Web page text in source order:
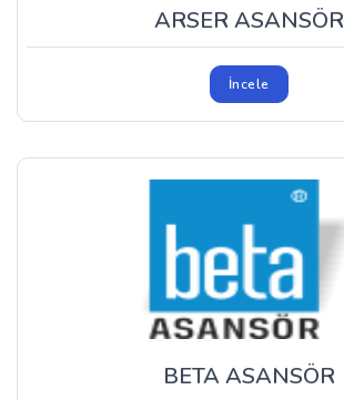
ARSER ASANSÖR
İncele
BETA ASANSÖR